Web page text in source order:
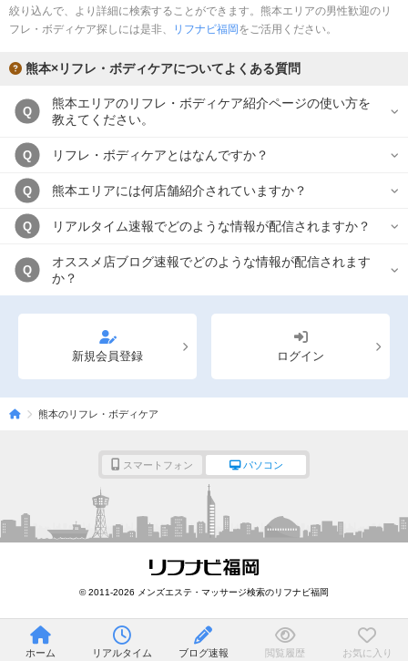
絞り込んで、より詳細に検索することができます。熊本エリアの男性歓迎のリ
フレ・ボディケア探しには是非、
リフナビ福岡 をご活用ください。
熊本×リフレ・ボディケアについてよくある質問
Q
熊本エリアのリフレ・ボディケア紹介ページの使い方を
教えてください。
Q リフレ・ボディケアとはなんですか？
Q 熊本エリアには何店舗紹介されていますか？
Q リアルタイム速報でどのような情報が配信されますか？
Q
オススメ店ブログ速報でどのような情報が配信されます
か？
新規会員登録 ログイン
熊本のリフレ・ボディケア
スマートフォン パソコン
© 2011-2026 メンズエステ・マッサージ検索のリフナビ福岡
ホーム リアルタイム ブログ速報 閲覧履歴 お気に入り